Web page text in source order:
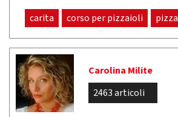
carita corso per pizzaioli pizza
Carolina Milite
2463 articoli